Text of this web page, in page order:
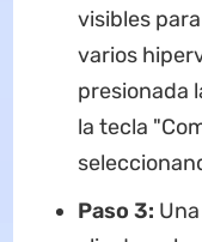
visibles
varios
presionada
la tecla
Paso 3: